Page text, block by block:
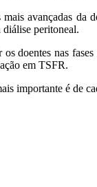
avan­çadas da
diálise peritoneal.
doentes nas
em TSFR.
impor­tante é de